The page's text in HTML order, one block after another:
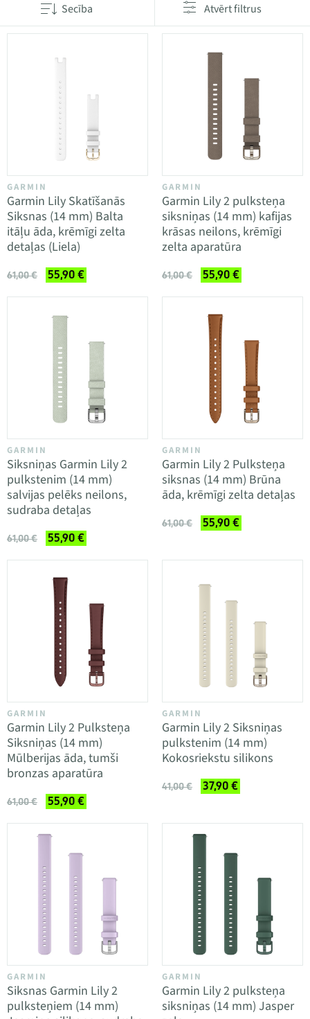
Secība Atvērt filtrus
GARMIN
Garmin Lily Skatīšanās
Siksnas (14 mm) Balta
itāļu āda, krēmīgi zelta
detaļas (Liela)
61,00 € 55,90 €
GARMIN
Garmin Lily 2 pulksteņa
siksniņas (14 mm) kafijas
krāsas neilons, krēmīgi
zelta aparatūra
61,00 € 55,90 €
GARMIN
Siksniņas Garmin Lily 2
pulkstenim (14 mm)
salvijas pelēks neilons,
sudraba detaļas
61,00 € 55,90 €
GARMIN
Garmin Lily 2 Pulksteņa
siksnas (14 mm) Brūna
āda, krēmīgi zelta detaļas
61,00 € 55,90 €
GARMIN
Garmin Lily 2 Pulksteņa
Siksniņas (14 mm)
Mūlberijas āda, tumši
bronzas aparatūra
61,00 € 55,90 €
GARMIN
Garmin Lily 2 Siksniņas
pulkstenim (14 mm)
Kokosriekstu silikons
41,00 € 37,90 €
GARMIN
Siksnas Garmin Lily 2
pulksteņiem (14 mm)
GARMIN
Garmin Lily 2 pulksteņa
siksniņas (14 mm) Jasper